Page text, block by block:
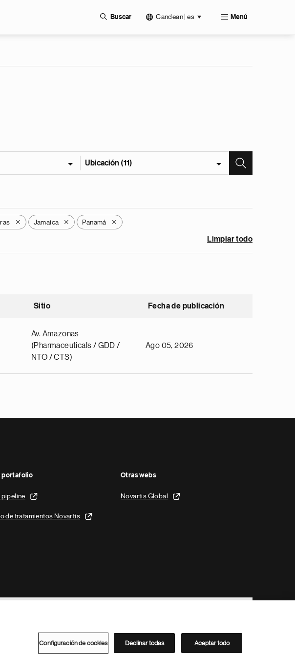
Buscar Candean | es Menú
Ubicación (11)
X Jamaica X Panamá X
Limpiar todo
Sitio Fecha de publicación
Av. Amazonas
(Pharmaceuticals / GDD /
NTO / CTS)
Ago 05, 2026
portafolio
de tratamientos Novartis
Otras webs
Novartis Global
Search
Directorio de Novartis
Configuración de cookies Declinar todas Aceptar todo